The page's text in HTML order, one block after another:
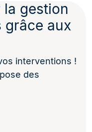
gestion
grâce aux
interventions !
des